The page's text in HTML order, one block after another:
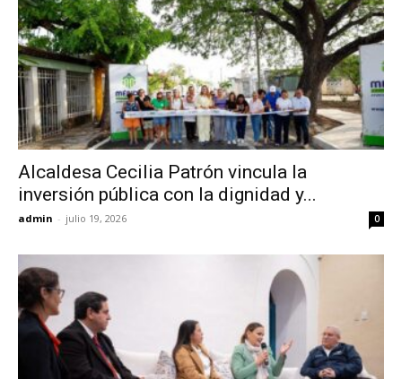
Alcaldesa Cecilia Patrón vincula la
inversión pública con la dignidad y...
admin - julio 19, 2026 0